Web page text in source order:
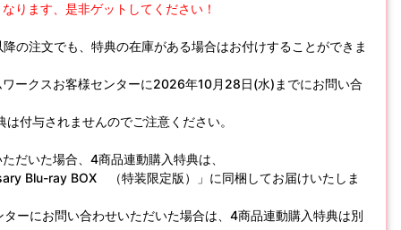
ります、是非ゲットしてください！
の注文でも、特典の在庫がある場合はお付けすることができま
ークスお客様センターに2026年10月28日(水)までにお問い合
付与されませんのでご注意ください。
いた場合、4商品連動購入特典は、
Blu-ray BOX （特装限定版）」に同梱してお届けいたしま
ーにお問い合わせいただいた場合は、4商品連動購入特典は別